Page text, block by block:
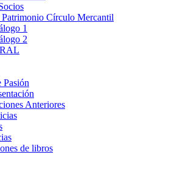
Patrimonio Círculo Mercantil
1
2
Pasión
Anteriores
de libros